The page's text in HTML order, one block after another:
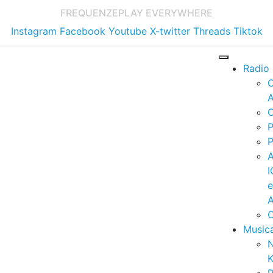
FREQUENZEPLAY EVERYWHERE
Instagram Facebook Youtube X-twitter Threads Tiktok
Radio
e